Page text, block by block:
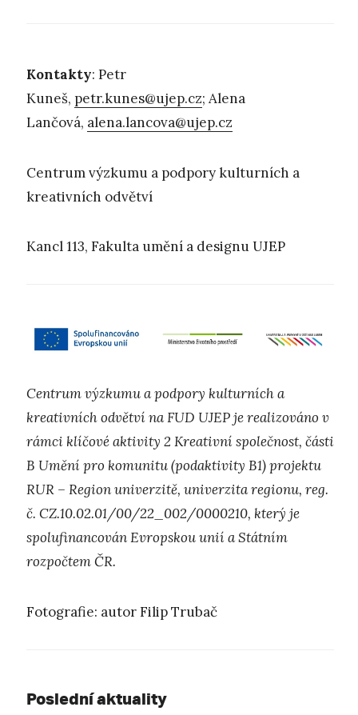
Kontakty: Petr
Kuneš, petr.kunes@ujep.cz; Alena
Lančová, alena.lancova@ujep.cz
Centrum výzkumu a podpory kulturních a
kreativních odvětví
Kancl 113, Fakulta umění a designu UJEP
Centrum výzkumu a podpory kulturních a
kreativních odvětví na FUD UJEP je realizováno v
rámci klíčové aktivity 2 Kreativní společnost, části
B Umění pro komunitu (podaktivity B1) projektu
RUR – Region univerzitě, univerzita regionu, reg.
č. CZ.10.02.01/00/22_002/0000210, který je
spolufinancován Evropskou unií a Státním
rozpočtem ČR.
Fotografie: autor Filip Trubač
Poslední aktuality